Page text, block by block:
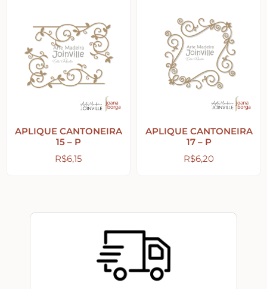
Jardim – Garden – Pássaros – Borboletas –
Bicicletas
Pet – Animais
Mesa Posta Coração
Plaquinhas – Fundos – Molduras e Shaker Box
APLIQUE CANTONEIRA
15 – P
R$6,15
APLIQUE CANTONEIRA
17 – P
R$6,20